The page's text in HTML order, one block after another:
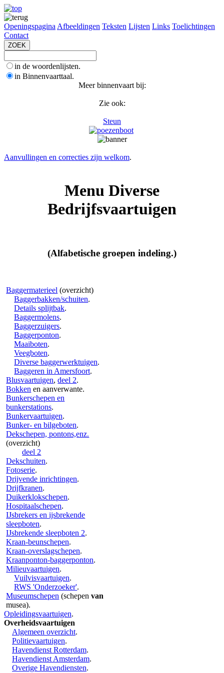
Openingspagina Afbeeldingen Teksten Lijsten Links Toelichtingen
Contact
in de woordenlijsten.
in Binnenvaarttaal.
Meer binnenvaart bij:
Zie ook:
Steun
Aanvullingen en correcties zijn welkom.
Menu Diverse
Bedrijfsvaartuigen
(Alfabetische groepen indeling.)
Baggermaterieel (overzicht)
Baggerbakken/schuiten.
Details splijtbak.
Baggermolens.
Baggerzuigers.
Baggerponton.
Maaiboten.
Veegboten.
Diverse baggerwerktuigen.
Baggeren in Amersfoort.
Blusvaartuigen,deel 2.
Bokken en aanverwante.
Bunkerschepen en
bunkerstations.
Bunkervaartuigen.
Bunker- en bilgeboten.
Dekschepen, pontons,enz.
(overzicht)
deel 2
Dekschuiten.
Fotoserie.
Drijvende inrichtingen.
Drijfkranen.
Duikerklokschepen.
Hospitaalschepen.
IJsbrekers en ijsbrekende
sleepboten.
IJsbrekende sleepboten 2.
Kraan-beunschepen.
Kraan-overslagschepen.
Kraanponton-baggerponton.
Milieuvaartuigen.
Vuilvisvaartuigen.
RWS 'Onderzoeker'.
Museumschepen (schepenvan
musea).
Opleidingsvaartuigen.
Overheidsvaartuigen
Algemeen overzicht.
Politievaartuigen.
Havendienst Rotterdam.
Havendienst Amsterdam.
Overige Havendiensten.